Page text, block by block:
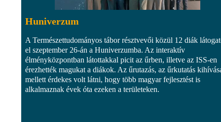
Huniverzum
A Természettudományos tábor résztvevői közül 12 diák
el szeptember 26-án a Huniverzumba. Az interaktív
élményközpontban látottakkal picit az űrben, illetve az ISS-en
érezhették magukat a diákok. Az űrutazás, az űrkutatás
mellett érdekes volt látni, hogy több magyar fejlesztést is
alkalmaznak évek óta ezeken a területeken.